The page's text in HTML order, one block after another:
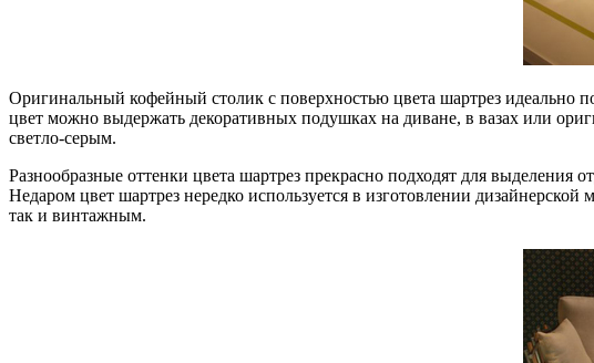
Оригинальный кофейный столик с поверхностью цвета шартрез идеально
цвет можно выдержать декоративных подушках на диване, в вазах или
светло-серым.
Разнообразные оттенки цвета шартрез прекрасно подходят для
Недаром цвет шартрез нередко используется в изготовлении
так и винтажным.